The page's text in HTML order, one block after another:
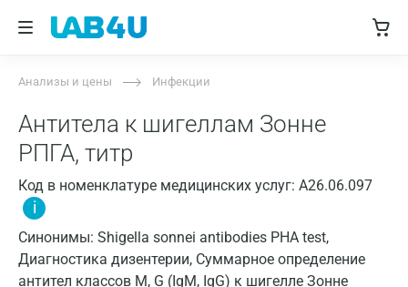
Анализы и цены Инфекции
Антитела к шигеллам Зонне
РПГА, титр
Код в номенклатуре медицинских услуг: A26.06.097
i
Синонимы: Shigella sonnei antibodies PHA test,
Диагностика дизентерии, Суммарное определение
антител классов M, G (IgM, IgG) к шигелле Зонне